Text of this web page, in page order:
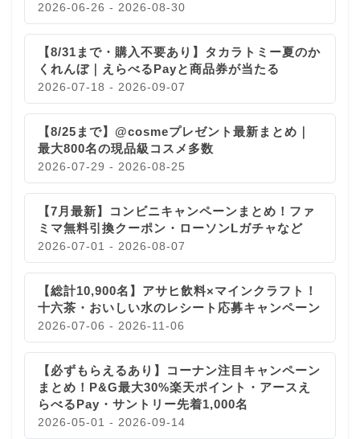
2026-06-26 - 2026-08-30
【8/31まで・購入不要あり】タカラトミー夏のか
くれんぼ｜えらべるPayと商品券が当たる
2026-07-18 - 2026-09-07
【8/25まで】@cosmeプレゼント最新まとめ｜
最大800名の現品級コスメ多数
2026-07-29 - 2026-08-25
【7月最新】コンビニキャンペーンまとめ！ファ
ミマ無料引換クーポン・ローソンLガチャなど
2026-07-01 - 2026-08-07
【総計10,900名】アサヒ飲料×マインクラフト！
十六茶・おいしい水のレシート応募キャンペーン
2026-07-06 - 2026-11-06
【必ずもらえるあり】コーナン注目キャンペーン
まとめ！P&G最大30%楽天ポイント・アースえ
らべるPay・サントリー先着1,000名
2026-05-01 - 2026-09-14